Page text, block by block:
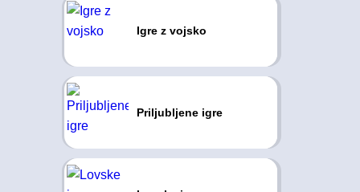
Igre z vojsko
Priljubljene igre